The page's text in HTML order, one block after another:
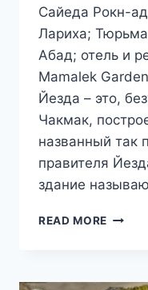
Сайеда Рокн-
Лариха;
Абад; отель и
Mamalek
Йезда – это,
Чакмак,
названный так
правителя
здание
READ MORE
9.